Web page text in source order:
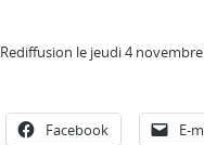
Rediffusion le jeudi 4 novembre
Facebook E-